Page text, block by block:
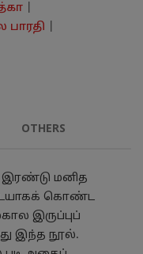
OTHERS
மனித
கொண்ட
இருப்புப்
இந்த நூல்.